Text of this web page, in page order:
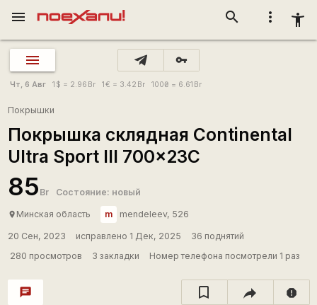
more_vert accessibility_new
search
menu
vpn_key
Чт, 6 Авг 1 $ = 2.96 Br 1€ = 3.42 Br 100₴ = 6.61 Br
Покрышки
Покрышка склядная Continental
Ultra Sport III 700x23C
85 Br Состояние: новый
place Минская область m mendeleev, 526
20 Сен, 2023 исправлено 1 Дек, 2025
36 поднятий
280 просмотров
3 закладки Номер телефона посмотрели 1 раз
chat report